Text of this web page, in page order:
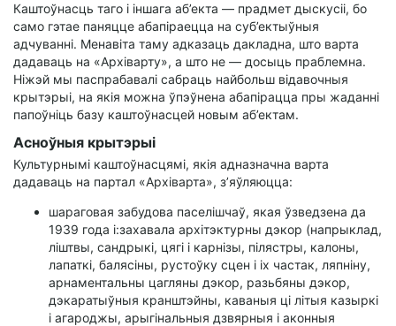
Каштоўнасць таго і іншага аб’екта — прадмет дыскусіі, бо
само гэтае паняцце абапіраецца на суб’ектыўныя
адчуванні. Менавіта таму адказаць дакладна, што варта
дадаваць на «Архіварту», а што не — досыць праблемна.
Ніжэй мы паспрабавалі сабраць найбольш відавочныя
крытэрыі, на якія можна ўпэўнена абапірацца пры жаданні
папоўніць базу каштоўнасцей новым аб’ектам.
Асноўныя крытэрыі
Культурнымі каштоўнасцямі, якія адназначна варта
дадаваць на партал «Архіварта», з’яўляюцца:
шараговая забудова паселішчаў, якая ўзведзена да
1939 года і:захавала архітэктурны дэкор (напрыклад,
ліштвы, сандрыкі, цягі і карнізы, пілястры, калоны,
лапаткі, балясіны, рустоўку сцен і іх частак, ляпніну,
арнаментальны цагляны дэкор, разьбяны дэкор,
дэкаратыўныя кранштэйны, каваныя ці літыя казыркі
і агароджы, арыгінальныя дзвярныя і аконныя